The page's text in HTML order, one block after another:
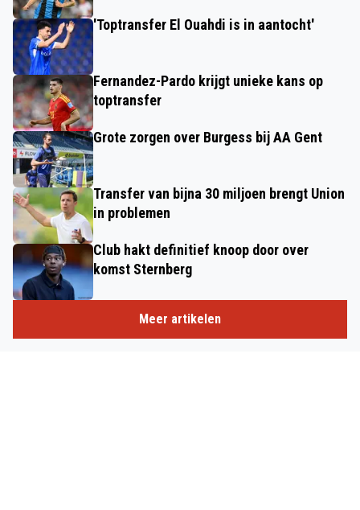
'Toptransfer El Ouahdi is in aantocht'
Fernandez-Pardo krijgt unieke kans op
toptransfer
Grote zorgen over Burgess bij AA Gent
Transfer van bijna 30 miljoen brengt Union
in problemen
Club hakt definitief knoop door over
komst Sternberg
Meer artikelen